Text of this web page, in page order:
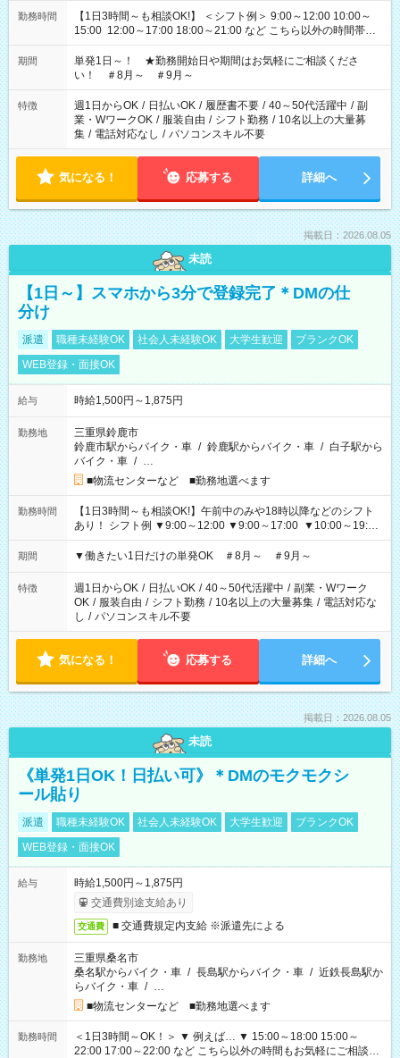
勤務時間
【1日3時間～も相談OK!】 ＜シフト例＞ 9:00～12:00 10:00～
15:00 12:00～17:00 18:00～21:00 など こちら以外の時間帯も
お気軽にご相談ください！
期間
単発1日～！ ★勤務開始日や期間はお気軽にご相談くださ
い！ ＃8月～ ＃9月～
特徴 週1日からOK / 日払いOK / 履歴書不要 / 40～50代活躍中 / 副
業・WワークOK / 服装自由 / シフト勤務 / 10名以上の大量募
集 / 電話対応なし / パソコンスキル不要
気になる！ 応募する 詳細へ
掲載日：2026.08.05
未読
【1日～】スマホから3分で登録完了＊DMの仕
分け
派遣 職種未経験OK 社会人未経験OK 大学生歓迎
ブランクOK
WEB登録・面接OK
給与 時給1,500円～1,875円
勤務地
三重県鈴鹿市
鈴鹿市駅からバイク・車 / 鈴鹿駅からバイク・車 / 白子駅から
バイク・車 / …
■物流センターなど ■勤務地選べます
勤務時間
【1日3時間～も相談OK!】午前中のみや18時以降などのシフト
あり！ シフト例 ▼9:00～12:00 ▼9:00～17:00 ▼10:00～19:00
▼18:00～21:00
期間 ▼働きたい1日だけの単発OK ＃8月～ ＃9月～
特徴 週1日からOK / 日払いOK / 40～50代活躍中 / 副業・Wワーク
OK / 服装自由 / シフト勤務 / 10名以上の大量募集 / 電話対応な
し / パソコンスキル不要
気になる！ 応募する 詳細へ
掲載日：2026.08.05
未読
《単発1日OK！日払い可》＊DMのモクモクシ
ール貼り
派遣 職種未経験OK 社会人未経験OK 大学生歓迎
ブランクOK
WEB登録・面接OK
給与
時給1,500円～1,875円
交通費別途支給あり
交通費 ■ 交通費規定内支給 ※派遣先による
勤務地
三重県桑名市
桑名駅からバイク・車 / 長島駅からバイク・車 / 近鉄長島駅か
らバイク・車 / …
■物流センターなど ■勤務地選べます
勤務時間
＜1日3時間～OK！＞ ▼ 例えば… ▼ 15:00～18:00 15:00～
22:00 17:00～22:00 など こちら以外の時間もお気軽にご相談く